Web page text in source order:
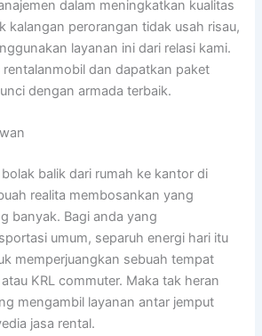
dalam meningkatkan kualitas
kalangan perorangan tidak usah risau,
layanan ini dari relasi kami.
dan dapatkan paket
dengan armada terbaik.
balik dari rumah ke kantor di
realita membosankan yang
banyak. Bagi anda yang
umum, separuh energi hari itu
memperjuangkan sebuah tempat
KRL commuter. Maka tak heran
mengambil layanan antar jemput
jasa rental.